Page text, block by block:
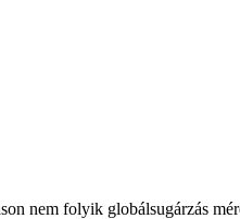
nem folyik globálsugárzás